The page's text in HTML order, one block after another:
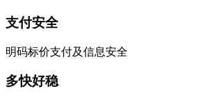
支付安全
明码标价支付及信息安全
多快好稳